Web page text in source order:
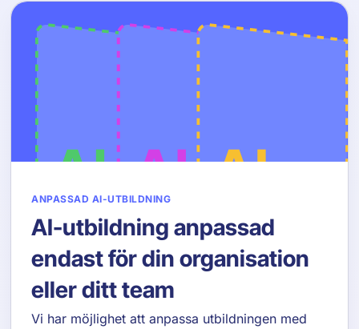
ANPASSAD AI-UTBILDNING
AI-utbildning anpassad
endast för din organisation
eller ditt team
Vi har möjlighet att anpassa utbildningen med